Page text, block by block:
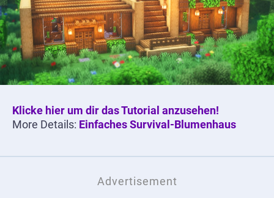
Klicke hier um dir das Tutorial anzusehen!
More Details: Einfaches Survival-Blumenhaus